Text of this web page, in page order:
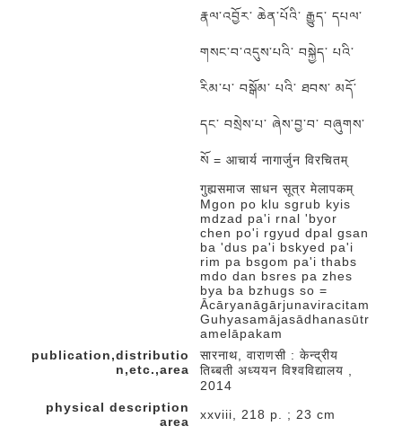
རྣལ་འབྱོར་ ཆེན་པོའི་ རྒྱུད་ དཔལ་
གསང་བ་འདུས་པའི་ བསྐྱེད་ པའི་
རིམ་པ་ བསྒོམ་ པའི་ ཐབས་ མདོ་
དང་ བསྲེས་པ་ ཞེས་བྱ་བ་ བཞུགས་
སོ = आचार्य नागार्जुन विरचितम्
गुह्यसमाज साधन सूत्र मेलापकम्
Mgon po klu sgrub kyis
mdzad pa'i rnal 'byor
chen po'i rgyud dpal gsan
ba 'dus pa'i bskyed pa'i
rim pa bsgom pa'i thabs
mdo dan bsres pa zhes
bya ba bzhugs so =
Ācāryanāgārjunaviracitam
Guhyasamājasādhanasūtr
amelāpakam
publication,distributio
n,etc.,area
सारनाथ, वाराणसी : केन्द्रीय
तिब्बती अध्ययन विश्वविद्यालय ,
2014
physical description
area
xxviii, 218 p. ; 23 cm